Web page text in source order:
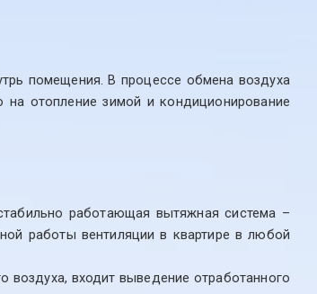
помещения. В процессе обмена воздуха
на отопление зимой и кондиционирование
работающая вытяжная система –
работы вентиляции в квартире в любой
входит выведение отработанного